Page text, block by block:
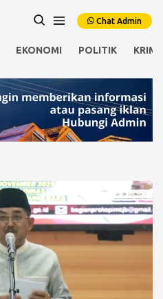
Chat Admin
EKONOMI POLITIK